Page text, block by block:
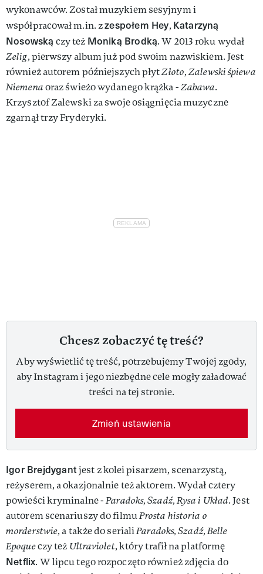
wykonawców. Został muzykiem sesyjnym i
współpracował m.in. zzespołem Hey, Katarzyną
Nosowską czy też Moniką Brodką. W 2013 roku wydał
Zelig, pierwszy album już pod swoim nazwiskiem. Jest
również autorem późniejszych płytZłoto,Zalewski śpiewa
Niemenaoraz świeżo wydanego krążka -Zabawa.
Krzysztof Zalewski za swoje osiągnięcia muzyczne
zgarnął trzy Fryderyki.
Chcesz zobaczyć tę treść?
Aby wyświetlić tę treść, potrzebujemy Twojej zgody,
aby Instagram i jego niezbędne cele mogły załadować
treści na tej stronie.
Zmień ustawienia
Igor Brejdygantjest z kolei pisarzem, scenarzystą,
reżyserem, a okazjonalnie też aktorem. Wydał cztery
powieści kryminalne -Paradoks, Szadź, Rysa i Układ. Jest
autorem scenariuszy do filmuProsta historia o
morderstwie, a także do serialiParadoks, Szadź, Belle
Epoqueczy też Ultraviolet, który trafił na platformę
Netflix. W lipcu tego rozpoczęto również zdjęcia do